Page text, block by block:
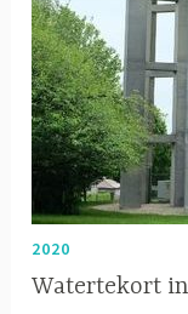
2020
Watertekort